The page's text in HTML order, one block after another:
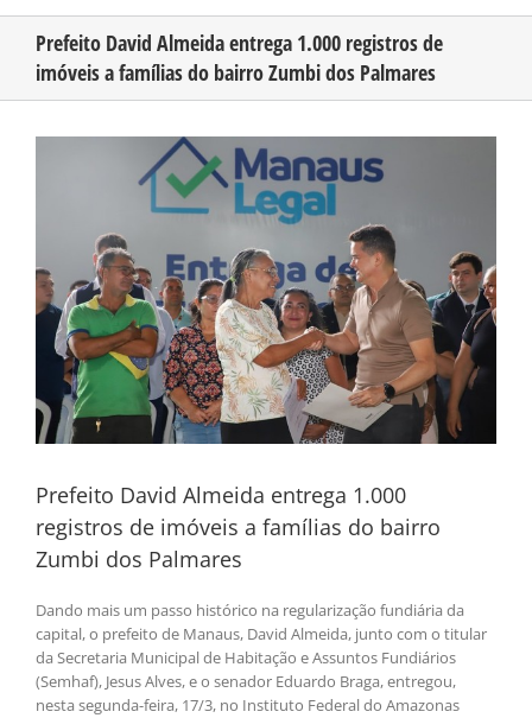
CONHEÇA O AMAZONAS
Prefeito David Almeida entrega 1.000 registros de
imóveis a famílias do bairro Zumbi dos Palmares
Prefeito David Almeida entrega 1.000
registros de imóveis a famílias do bairro
Zumbi dos Palmares
Dando mais um passo histórico na regularização fundiária da
capital, o prefeito de Manaus, David Almeida, junto com o titular
da Secretaria Municipal de Habitação e Assuntos Fundiários
(Semhaf), Jesus Alves, e o senador Eduardo Braga, entregou,
nesta segunda-feira, 17/3, no Instituto Federal do Amazonas